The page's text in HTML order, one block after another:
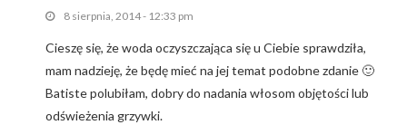
8 sierpnia, 2014 - 12:33 pm
Cieszę się, że woda oczyszczająca się u Ciebie sprawdziła,
mam nadzieję, że będę mieć na jej temat podobne zdanie 🙂
Batiste polubiłam, dobry do nadania włosom objętości lub
odświeżenia grzywki.